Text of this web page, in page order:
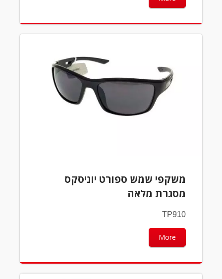
משקפי שמש ספורט יוניסקס
מסגרת מלאה
TP910
More